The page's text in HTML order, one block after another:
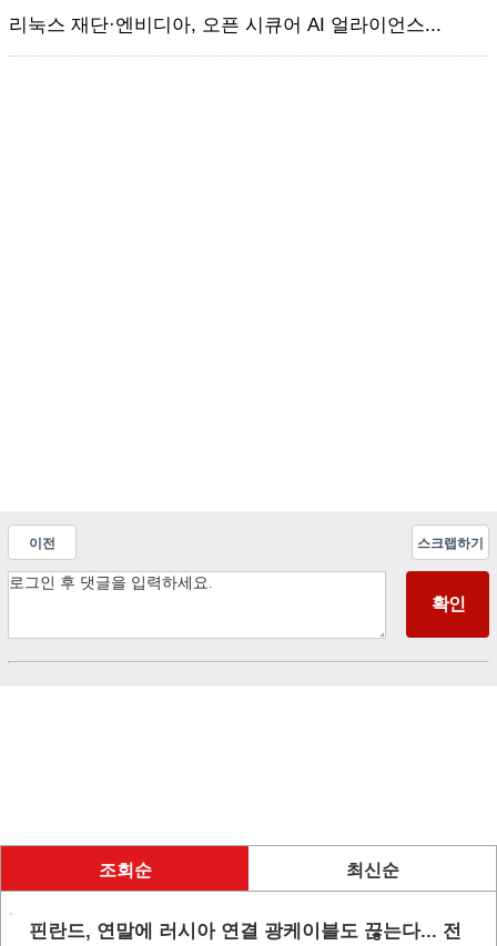
리눅스 재단·엔비디아, 오픈 시큐어 AI 얼라이언스...
이전 스크랩하기
조회순 최신순
핀란드, 연말에 러시아 연결 광케이블도 끊는다... 전